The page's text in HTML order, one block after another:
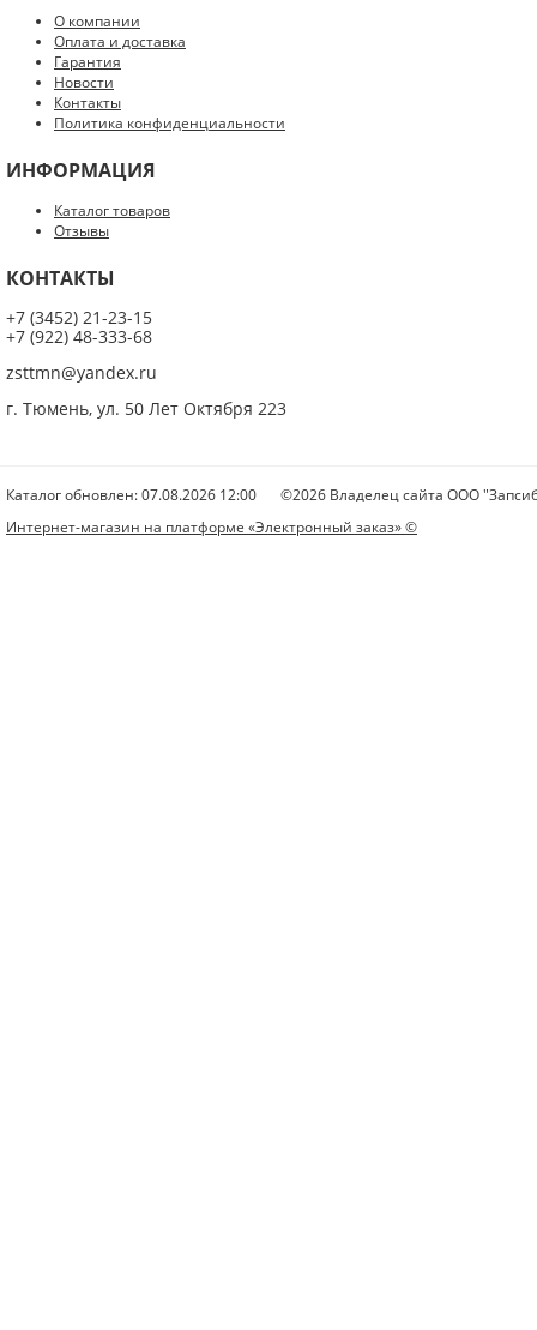
Введите код с картинки:
Я даю согласие на обработку моих персональных данных
Нажатием на кнопку «Опубликовать» я даю свое согласие на обработку
О компании
Оплата и доставка
Гарантия
Новости
Контакты
Политика конфиденциальности
ИНФОРМАЦИЯ
Каталог товаров
Отзывы
КОНТАКТЫ
+7 (3452) 21-23-15
+7 (922) 48-333-68
zsttmn@yandex.ru
г. Тюмень, ул. 50 Лет Октября 223
Каталог обновлен: 07.08.2026 12:00
©2026 Владелец сайта ООО
Интернет-магазин на платформе «Электронный заказ» ©